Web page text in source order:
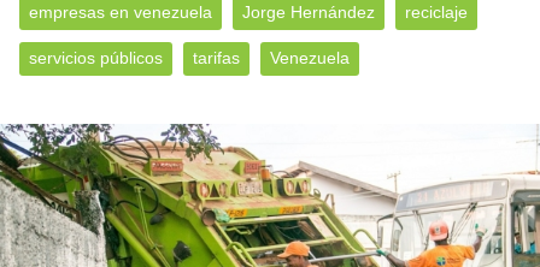
empresas en venezuela Jorge Hernández reciclaje
servicios públicos tarifas Venezuela